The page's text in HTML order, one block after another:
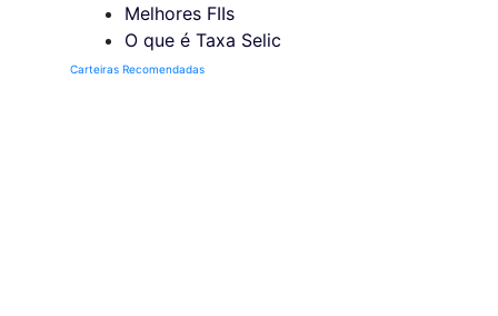
Melhores FIIs
O que é Taxa Selic
Carteiras Recomendadas